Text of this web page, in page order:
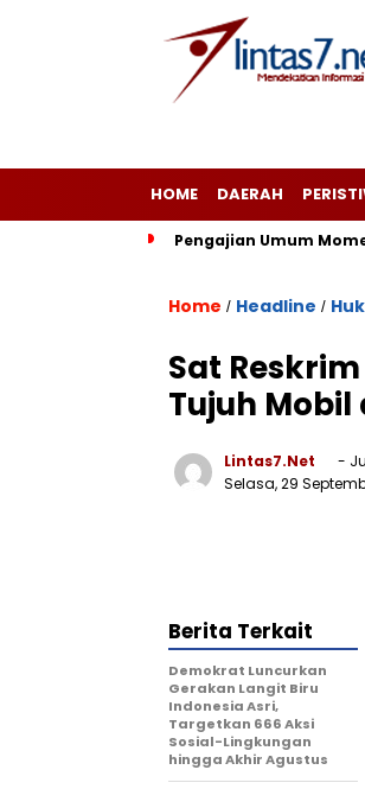
HOME DAERAH
Pengajian Umum
Home / Headline /
Sat
Tujuh
Lintas7.net
-
Selasa, 29
Berita Terkait
Demokrat Luncurkan
Gerakan Langit Biru
Indonesia Asri,
Targetkan 666 Aksi
Sosial-Lingkungan
hingga Akhir Agustus